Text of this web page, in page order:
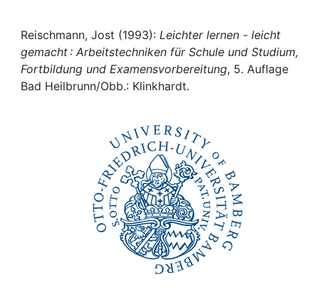
My FIS
Help
Reischmann, Jost (1993): Leichter lernen - leicht
gemacht : Arbeitstechniken für Schule und Studium,
Fortbildung und Examensvorbereitung, 5. Auflage
Bad Heilbrunn/Obb.: Klinkhardt.